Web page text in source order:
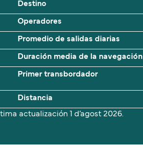
Destino
Operadores
Promedio de salidas diarias
Duración media de la navegación
Primer transbordador
Distancia
actualización 1 d’agost 2026.